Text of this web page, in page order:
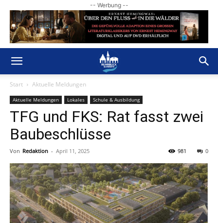
-- Werbung --
Start Aktuelle Meldungen
Aktuelle Meldungen Lokales Schule & Ausbildung
TFG und FKS: Rat fasst zwei
Baubeschlüsse
Von Redaktion - April 11, 2025 0
981